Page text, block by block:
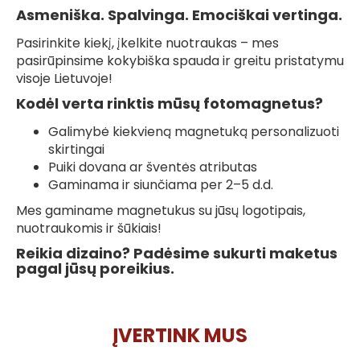
Asmeniška. Spalvinga. Emociškai vertinga.
Pasirinkite kiekį, įkelkite nuotraukas – mes
pasirūpinsime kokybiška spauda ir greitu pristatymu
visoje Lietuvoje!
Kodėl verta rinktis mūsų fotomagnetus?
Galimybė kiekvieną magnetuką personalizuoti
skirtingai
Puiki dovana ar šventės atributas
Gaminama ir siunčiama per 2–5 d.d.
Mes gaminame magnetukus su jūsų logotipais,
nuotraukomis ir šūkiais!
Reikia dizaino? Padėsime sukurti maketus
pagal jūsų poreikius.
ĮVERTINK MUS